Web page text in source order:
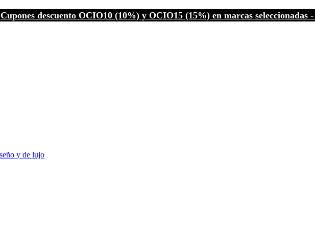
Cupones descuento OCIO10 (10%) y OCIO15 (15%) en marcas seleccionadas